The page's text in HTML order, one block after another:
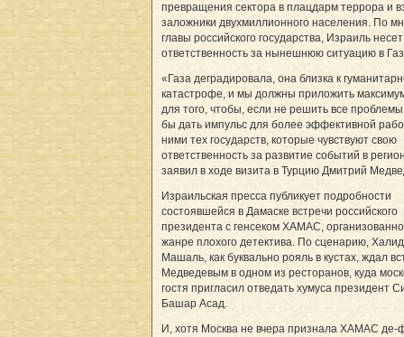
превращения сектора в плацдарм террора и
заложники двухмиллионного населения. По
главы российского государства, Израиль
ответственность за нынешнюю ситуацию в
«Газа деградировала, она близка к
катастрофе, и мы должны приложить
для того, чтобы, если не решить все
бы дать импульс для более эффективной
ними тех государств, которые чувствуют свою
ответственность за развитие событий в
заявил в ходе визита в Турцию Дмитрий
Израильская пресса публикует подробности
состоявшейся в Дамаске встречи российского
президента с генсеком ХАМАС,
жанре плохого детектива. По сценарию, Халид
Машаль, как буквально рояль в кустах, ждал
Медведевым в одном из ресторанов, куда
гостя пригласил отведать хумуса президент
Башар Асад.
И, хотя Москва не вчера признала ХАМАС де-